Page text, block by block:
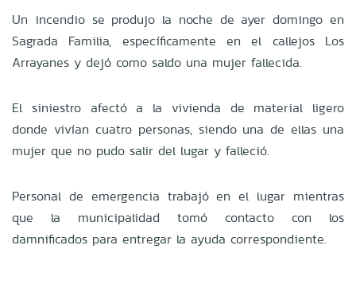
Un incendio se produjo la noche de ayer domingo en
Sagrada Familia, específicamente en el callejos Los
Arrayanes y dejó como saldo una mujer fallecida.
El siniestro afectó a la vivienda de material ligero
donde vivían cuatro personas, siendo una de ellas una
mujer que no pudo salir del lugar y falleció.
Personal de emergencia trabajó en el lugar mientras
que la municipalidad tomó contacto con los
damnificados para entregar la ayuda correspondiente.